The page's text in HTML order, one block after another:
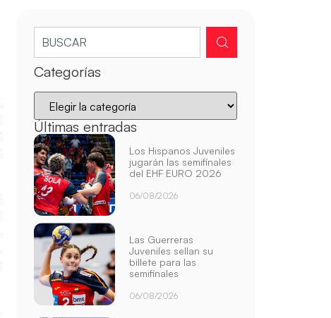
Categorías
Últimas entradas
Los Hispanos Juveniles
jugarán las semifinales
del EHF EURO 2026
06/08/2026
Las Guerreras
Juveniles sellan su
billete para las
semifinales
06/08/2026